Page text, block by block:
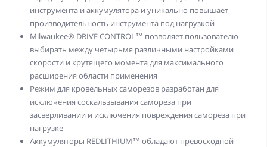
инструмента и аккумулятора и уникально повышает
производительность инструмента под нагрузкой
Milwaukee® DRIVE CONTROL™ позволяет пользователю
выбирать между четырьмя различными настройками
скорости и крутящего момента для максимального
расширения области применения
Режим для кровельных саморезов разработан для
исключения соскальзывания самореза при
засверливании и исключения повреждения самореза при
нагрузке
Аккумуляторы REDLITHIUM™ обладают превосходной